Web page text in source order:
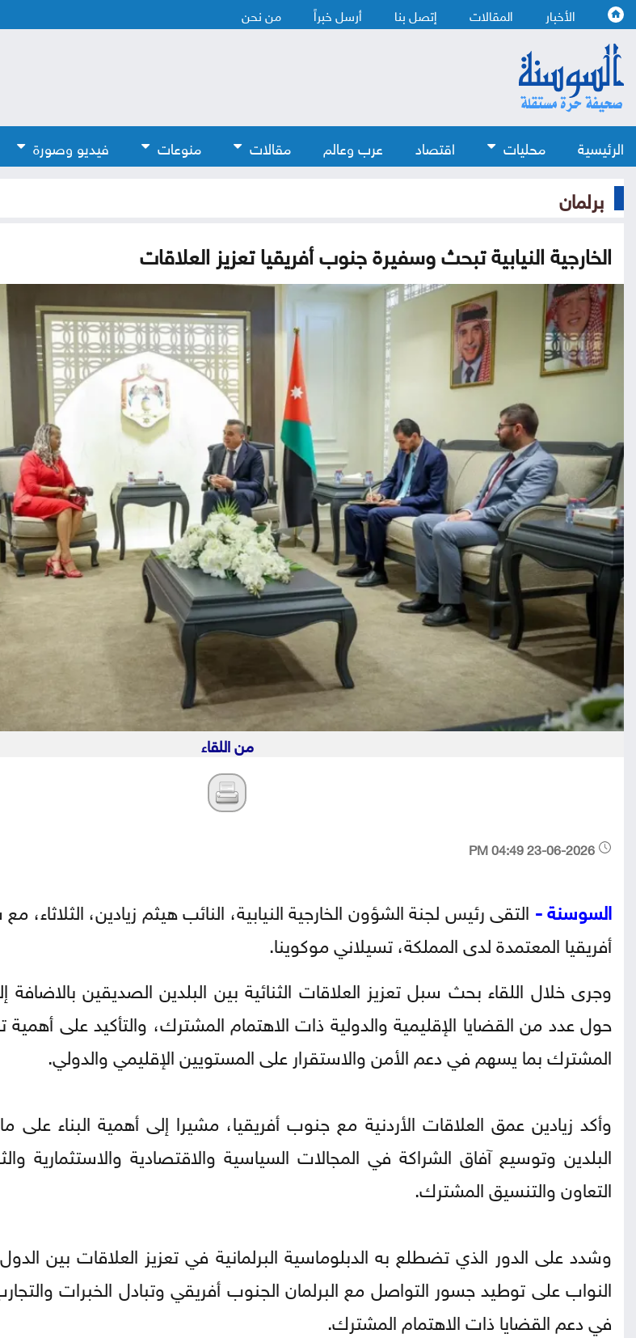
الأخبار المقالات إتصل بنا أرسل خبراً من نحن
الرئيسية محليات اقتصاد عرب وعالم مقالات منوعات فيديو وصورة
برلمان
الخارجية النيابية تبحث وسفيرة جنوب أفريقيا تعزيز العلاقات
من اللقاء
السوسنة - التقى رئيس لجنة الشؤون الخارجية النيابية، النائب هيثم زيادين،
أفريقيا المعتمدة لدى المملكة، تسيلاني موكوينا.
وجرى خلال اللقاء بحث سبل تعزيز العلاقات الثنائية بين البلدين الصديقين بالاضافة
حول عدد من القضايا الإقليمية والدولية ذات الاهتمام المشترك، والتأكيد على أهمية
المشترك بما يسهم في دعم الأمن والاستقرار على المستويين الإقليمي والدولي.
وأكد زيادين عمق العلاقات الأردنية مع جنوب أفريقيا، مشيرا إلى أهمية البناء
البلدين وتوسيع آفاق الشراكة في المجالات السياسية والاقتصادية والاستثمارية
التعاون والتنسيق المشترك.
وشدد على الدور الذي تضطلع به الدبلوماسية البرلمانية في تعزيز العلاقات بين
النواب على توطيد جسور التواصل مع البرلمان الجنوب أفريقي وتبادل الخبرات
في دعم القضايا ذات الاهتمام المشترك.